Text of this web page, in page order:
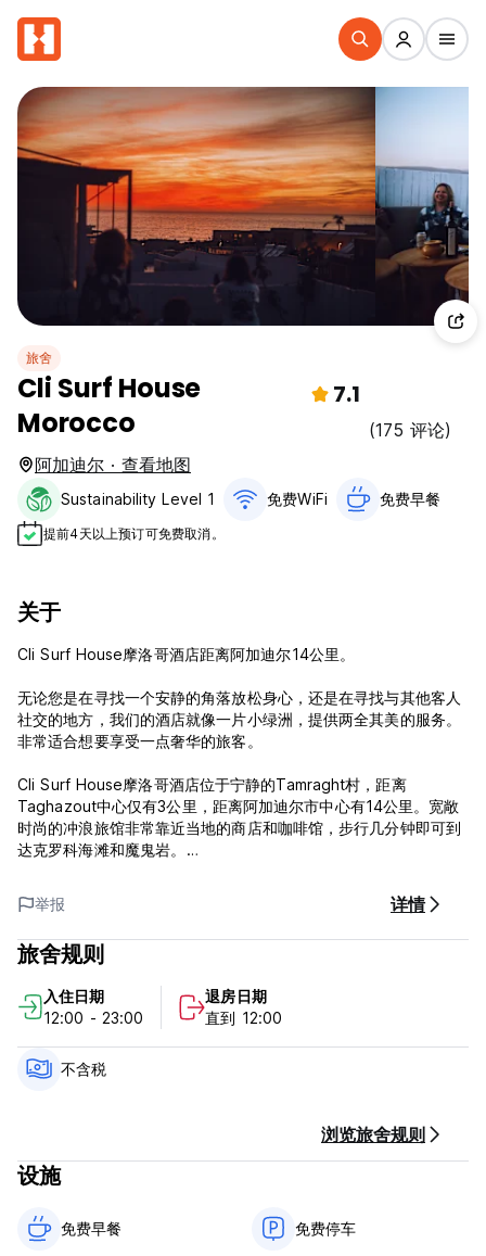
旅舍
Cli Surf House
Morocco
7.1
(175 评论)
阿加迪尔 · 查看地图
Sustainability Level 1 免费WiFi 免费早餐‎
提前4天以上预订可免费取消。
关于
Cli Surf House摩洛哥酒店距离阿加迪尔14公里。
无论您是在寻找一个安静的角落放松身心，还是在寻找与其他客人
社交的地方，我们的酒店就像一片小绿洲，提供两全其美的服务。
非常适合想要享受一点奢华的旅客。
Cli Surf House摩洛哥酒店位于宁静的Tamraght村，距离
Taghazout中心仅有3公里，距离阿加迪尔市中心有14公里。宽敞
时尚的冲浪旅馆非常靠近当地的商店和咖啡馆，步行几分钟即可到
达克罗科海滩和魔鬼岩。
我们的大房配备 13 间舒适的卧室、9 间宽敞的浴室、2 个公共休
闲区、瑜伽室和巨大的屋顶露台 - 是您一边享用美味的家常饭菜，
一边欣赏塔加佐特湾日落的完美场所。
是一个典型的摩洛哥海滨冲浪村。这个特殊的地方被冲浪者称为北
非顶级冲浪地点，全年为各个级别的冲浪者提供理想的冲浪条件。
享受您在梦想的浪潮中的住宿体验！
您会感觉比在家里更好！在我们带所有客人出去享用一顿典型的晚
我们提供 8 间双人/双床房和 4 间共用房，总共可入住 34 人
举报 详情
旅舍规则
入住日期
12:00 - 23:00
退房日期
直到 12:00
不含税
浏览旅舍规则
设施
免费早餐‎ 免费停车